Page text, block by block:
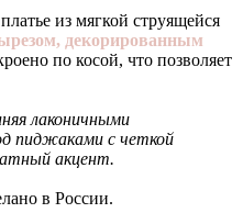
из мягкой струящейся
декорированным
по косой, что позволяет
лаконичными
пиджаками с четкой
акцент.
в России.